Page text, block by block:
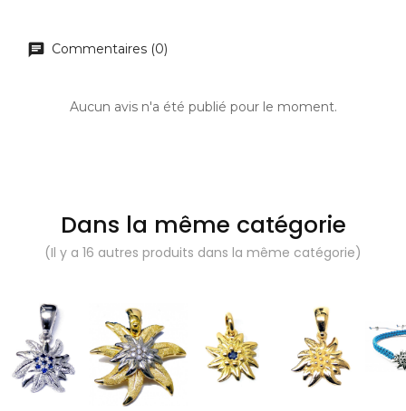
Commentaires (0)
Aucun avis n'a été publié pour le moment.
Dans la même catégorie
(Il y a 16 autres produits dans la même catégorie)